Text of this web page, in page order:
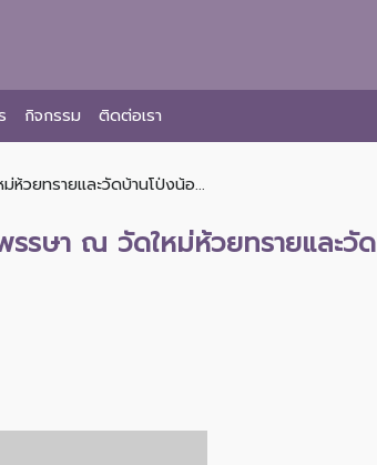
กิจกรรม ติดต่อเรา
วยทรายและวัดบ้านโป่งน้อ...
รรษา ณ วัดใหม่ห้วยทรายและวัด